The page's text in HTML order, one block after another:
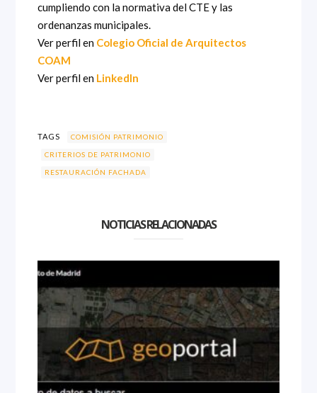
cumpliendo con la normativa del CTE y las
ordenanzas municipales.
Ver perfil en Colegio Oficial de Arquitectos
COAM
Ver perfil en LinkedIn
TAGS COMISIÓN PATRIMONIO
CRITERIOS DE PATRIMONIO
RESTAURACIÓN FACHADA
NOTICIAS RELACIONADAS